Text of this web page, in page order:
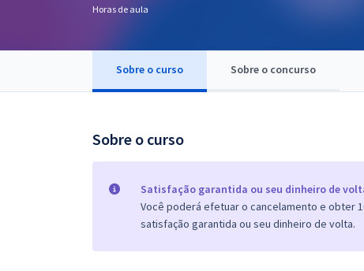
OAB
Questões grátis
Conteúdo gratuito
Horas de aula
Sobre o curso Sobre o concurso
Sobre o curso
Satisfação garantida ou seu dinheiro de
Você poderá efetuar o cancelamento e obter
satisfação garantida ou seu dinheiro de volta.